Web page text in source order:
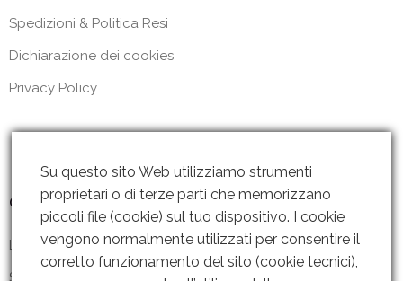
Spedizioni & Politica Resi
Dichiarazione dei cookies
Privacy Policy
Contattaci
Lun – Ven: 8 – 18.30
Sabato: Chiuso
Su questo sito Web utilizziamo strumenti
proprietari o di terze parti che memorizzano
piccoli file (cookie) sul tuo dispositivo. I cookie
vengono normalmente utilizzati per consentire il
corretto funzionamento del sito (cookie tecnici),